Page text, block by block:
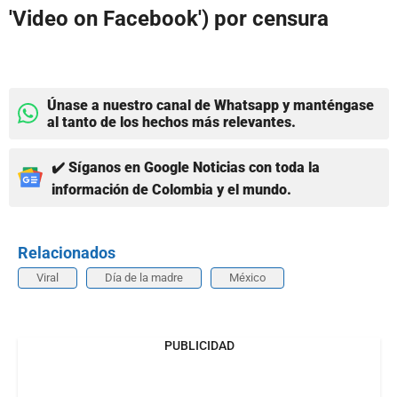
'Video on Facebook') por censura
Únase a nuestro canal de Whatsapp y manténgase
al tanto de los hechos más relevantes.
✔️ Síganos en Google Noticias con toda la
información de Colombia y el mundo.
Relacionados
Viral Día de la madre México
PUBLICIDAD